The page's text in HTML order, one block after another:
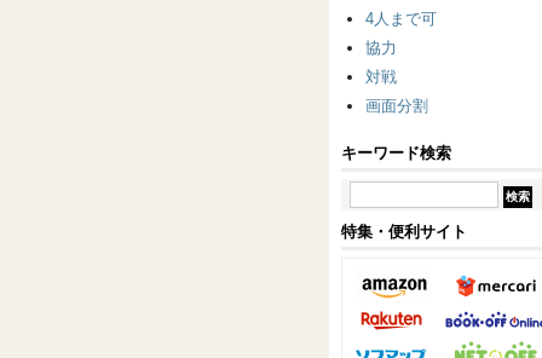
4人まで可
協力
対戦
画面分割
キーワード検索
特集・便利サイト